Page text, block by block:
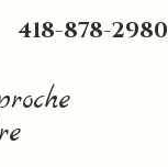
418-878-2980